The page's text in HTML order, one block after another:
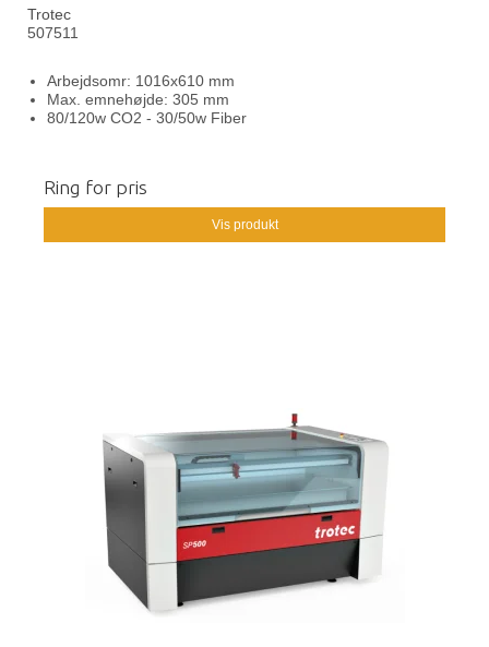
Trotec
507511
Arbejdsomr: 1016x610 mm
Max. emnehøjde: 305 mm
80/120w CO2 - 30/50w Fiber
Ring for pris
Vis produkt